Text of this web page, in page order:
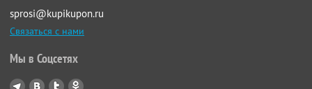
sprosi@kupikupon.ru
Связаться с нами
Мы в Соцсетях